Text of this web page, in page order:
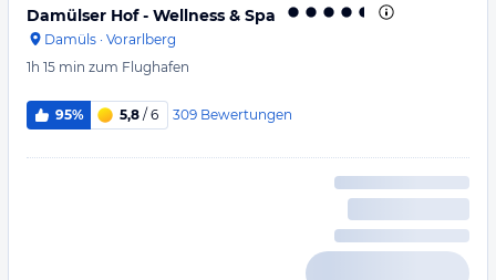
Damülser Hof - Wellness & Spa
Damüls · Vorarlberg
1h 15 min zum Flughafen
95% 5,8 / 6 309 Bewertungen